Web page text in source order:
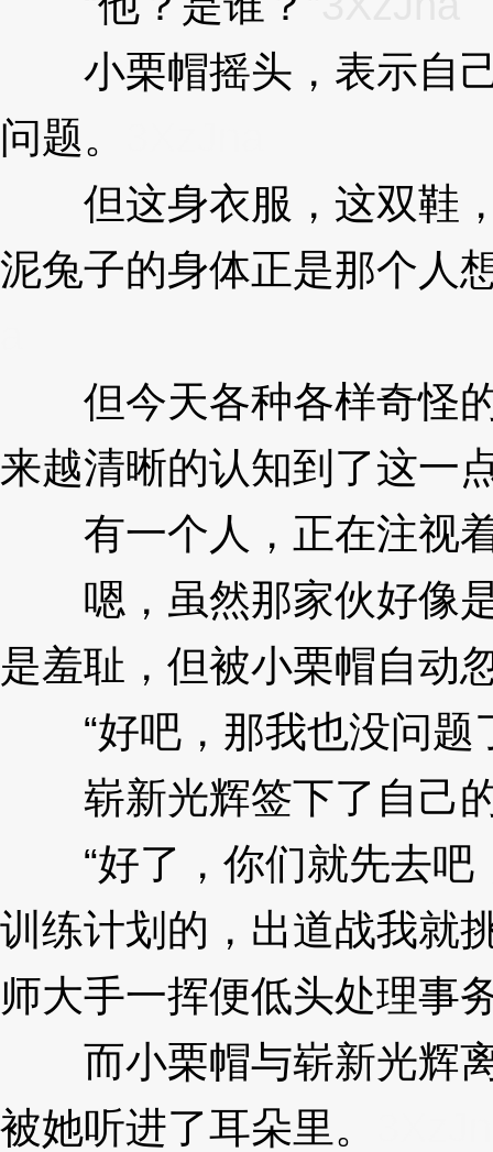
小栗帽摇头，表示自己
问题。
但这身衣服，这双鞋，
泥兔子的身体正是那个人
但今天各种各样奇怪的
来越清晰的认知到了这一
有一个人，正在注视
嗯，虽然那家伙好像是
是羞耻，但被小栗帽自动
“好吧，那我也没问题
崭新光辉签下了自己
“好了，你们就先去吧
训练计划的，出道战我就
师大手一挥便低头处理事
而小栗帽与崭新光辉离
被她听进了耳朵里。